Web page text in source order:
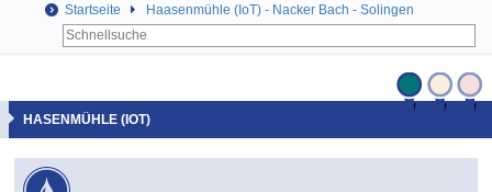
Startseite Haasenmühle (IoT) - Nacker Bach - Solingen
HASENMÜHLE (IOT)